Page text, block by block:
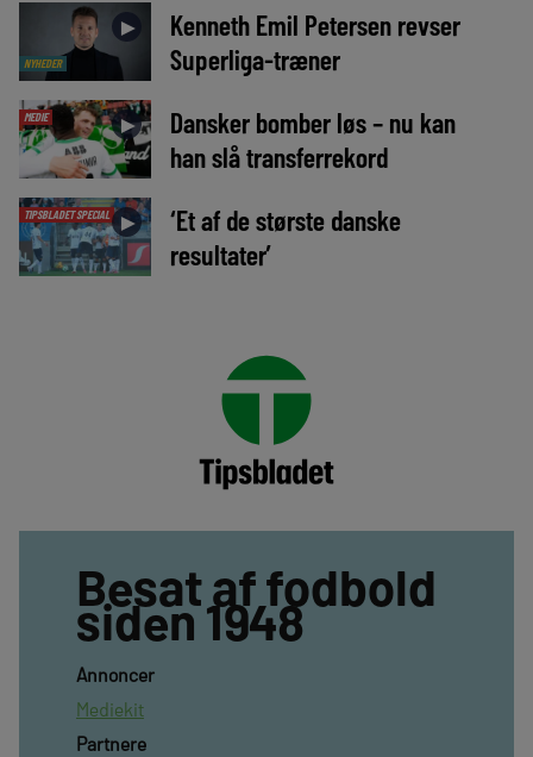
NYHEDER
►
Kenneth Emil Petersen revser
Superliga-træner
MEDIE ►
Dansker bomber løs – nu kan
han slå transferrekord
TIPSBLADET SPECIAL ►
‘Et af de største danske
resultater’
Besat af fodbold
siden 1948
Annoncer
Mediekit
Partnere